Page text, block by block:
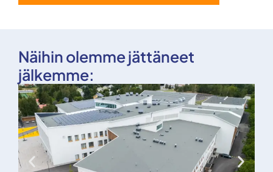
Näihin olemme jättäneet
jälkemme: